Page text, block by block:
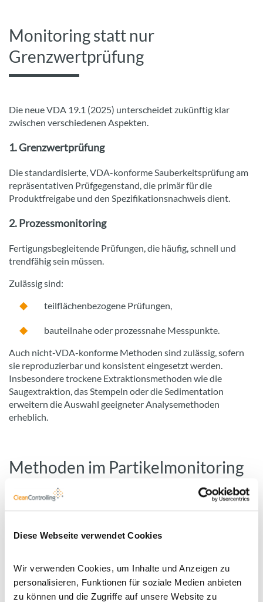
Diese Webseite verwendet Cookies
Wir verwenden Cookies, um Inhalte und Anzeigen zu
personalisieren, Funktionen für soziale Medien anbieten
zu können und die Zugriffe auf unsere Website zu
Monitoring statt nur
Grenzwertprüfung
Die neue VDA 19.1 (2025) unterscheidet zukünftig klar
zwischen verschiedenen Aspekten.
1. Grenzwertprüfung
Die standardisierte, VDA-konforme Sauberkeitsprüfung am
repräsentativen Prüfgegenstand, die primär für die
Produktfreigabe und den Spezifikationsnachweis dient.
2. Prozessmonitoring
Fertigungsbegleitende Prüfungen, die häufig, schnell und
trendfähig sein müssen.
Zulässig sind:
teilflächenbezogene Prüfungen,
bauteilnahe oder prozessnahe Messpunkte.
Auch nicht-VDA-konforme Methoden sind zulässig, sofern
sie reproduzierbar und konsistent eingesetzt werden.
Insbesondere trockene Extraktionsmethoden wie die
Saugextraktion, das Stempeln oder die Sedimentation
erweitern die Auswahl geeigneter Analysemethoden
erheblich.
Methoden im Partikelmonitoring
– ein Überblick
Alle Monitoringmethoden bestehen
Analyse.